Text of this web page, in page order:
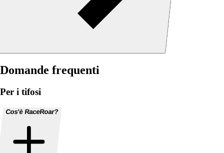
Domande frequenti
Per i tifosi
Cos'è RaceRoar?